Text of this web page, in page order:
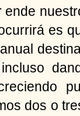
es
dos o